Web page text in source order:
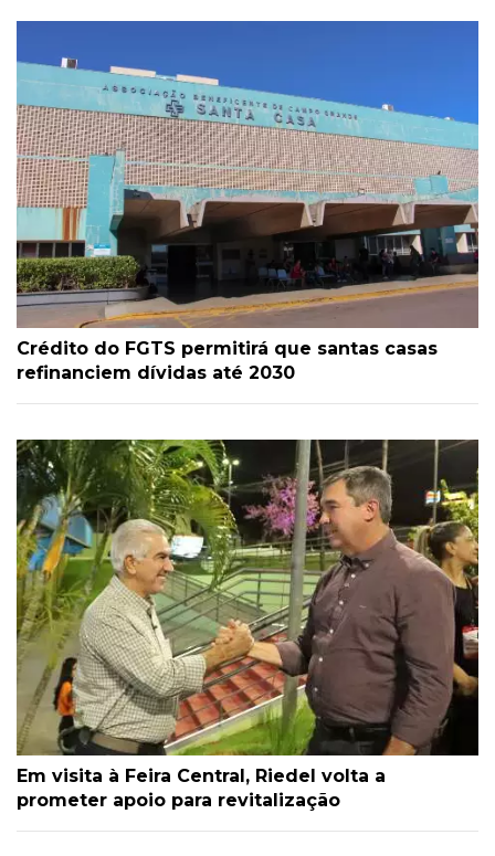
Crédito do FGTS permitirá que santas casas
refinanciem dívidas até 2030
Em visita à Feira Central, Riedel volta a
prometer apoio para revitalização